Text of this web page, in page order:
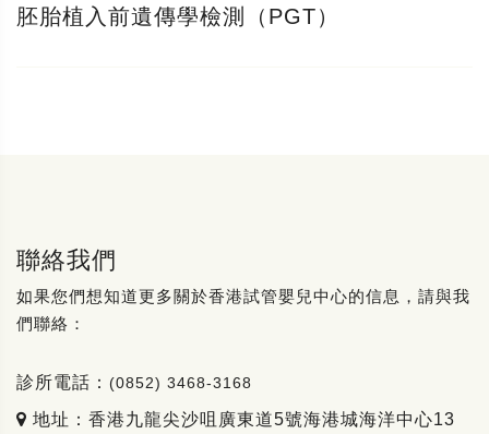
胚胎植入前遺傳學檢測（PGT）
聯絡我們
如果您們想知道更多關於香港試管嬰兒中心的信息，請與我
們聯絡：
診所電話： (0852) 3468-3168
地址：香港九龍尖沙咀廣東道5號海港城海洋中心13